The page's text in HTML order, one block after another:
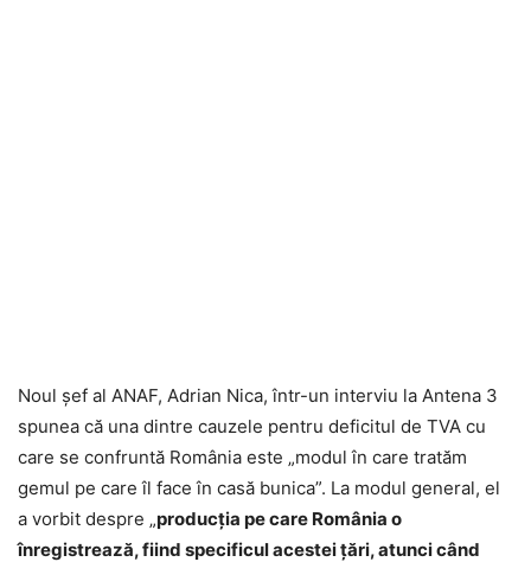
Noul șef al ANAF, Adrian Nica, într-un interviu la Antena 3
spunea că una dintre cauzele pentru deficitul de TVA cu
care se confruntă România este „modul în care tratăm
gemul pe care îl face în casă bunica”. La modul general, el
a vorbit despre „producția pe care România o
înregistrează, fiind specificul acestei țări, atunci când